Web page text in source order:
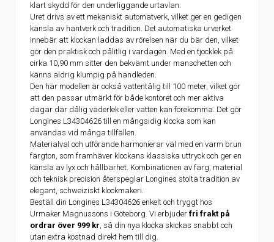
klart skydd för den underliggande urtavlan.
Uret drivs av ett mekaniskt automatverk, vilket ger en gedigen
känsla av hantverk och tradition. Det automatiska urverket
innebär att klockan laddas av rörelsen när du bär den, vilket
gör den praktisk och pålitlig i vardagen. Med en tjocklek på
cirka 10,90 mm sitter den bekvämt under manschetten och
känns aldrig klumpig på handleden.
Den här modellen är också vattentålig till 100 meter, vilket gör
att den passar utmärkt för både kontoret och mer aktiva
dagar där dålig väderlek eller vatten kan förekomma. Det gör
Longines L34304626 till en mångsidig klocka som kan
användas vid många tillfällen.
Materialval och utförande harmonierar väl med en varm brun
färgton, som framhäver klockans klassiska uttryck och ger en
känsla av lyx och hållbarhet. Kombinationen av färg, material
och teknisk precision återspeglar Longines stolta tradition av
elegant, schweiziskt klockmakeri.
Beställ din Longines L34304626 enkelt och tryggt hos
Urmaker Magnussons i Göteborg. Vi erbjuder fri frakt på
ordrar över 999 kr, så din nya klocka skickas snabbt och
utan extra kostnad direkt hem till dig.